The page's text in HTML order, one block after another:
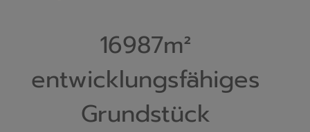
16987m²
entwicklungsfähiges
Grundstück